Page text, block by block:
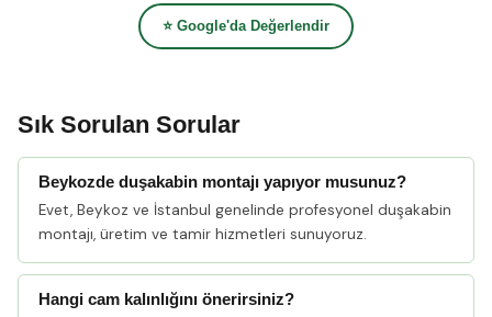
⭐ Google'da Değerlendir
Sık Sorulan Sorular
Beykozde duşakabin montajı yapıyor musunuz?
Evet, Beykoz ve İstanbul genelinde profesyonel duşakabin
montajı, üretim ve tamir hizmetleri sunuyoruz.
Hangi cam kalınlığını önerirsiniz?